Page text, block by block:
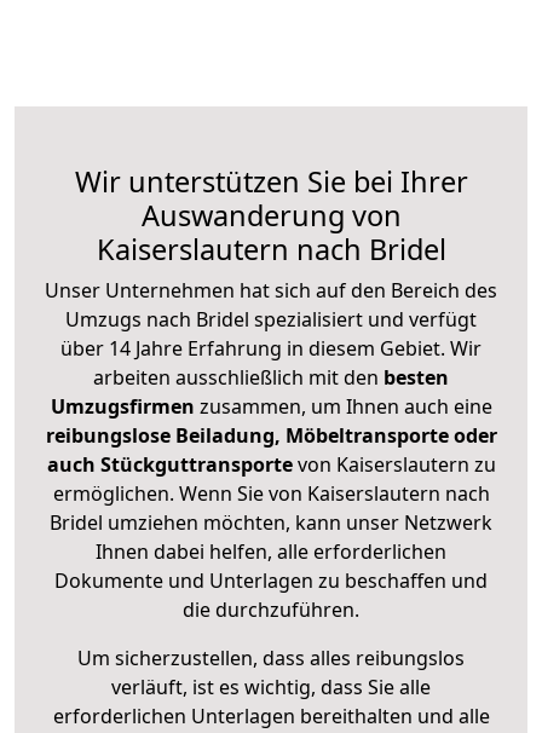
Wir unterstützen Sie bei Ihrer
Auswanderung von
Kaiserslautern nach Bridel
Unser Unternehmen hat sich auf den Bereich des
Umzugs nach Bridel spezialisiert und verfügt
über 14 Jahre Erfahrung in diesem Gebiet. Wir
arbeiten ausschließlich mit den besten
Umzugsfirmen zusammen, um Ihnen auch eine
reibungslose Beiladung, Möbeltransporte oder
auch Stückguttransportevon Kaiserslautern zu
ermöglichen. Wenn Sie von Kaiserslautern nach
Bridel umziehen möchten, kann unser Netzwerk
Ihnen dabei helfen, alle erforderlichen
Dokumente und Unterlagen zu beschaffen und
die durchzuführen.
Um sicherzustellen, dass alles reibungslos
verläuft, ist es wichtig, dass Sie alle
erforderlichen Unterlagen bereithalten und alle